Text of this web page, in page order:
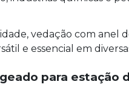
vedação com anel
e essencial em
para estação